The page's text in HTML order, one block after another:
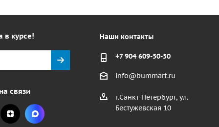
в курсе!
связи
Наши контакты
+7 904 609-50-50
info@bummart.ru
г.Санкт-Петербург, ул.
Бестужевская 10